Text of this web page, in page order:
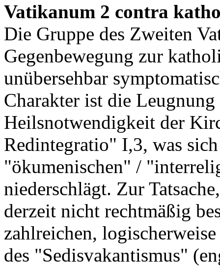
Vatikanum 2 contra
Die Gruppe des Zweiten
Gegenbewegung zur
unübersehbar
Charakter ist die
Heilsnotwendigkeit der
Redintegratio" I,3, was
"ökumenischen" /
niederschlägt. Zur
derzeit nicht rechtmäßig
zahlreichen,
des "Sedisvakantismus"